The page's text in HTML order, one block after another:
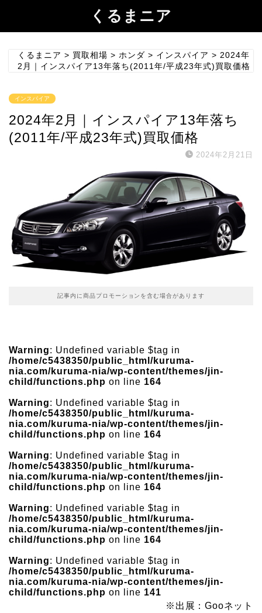
くるまニア
くるまニア > 買取相場 > ホンダ > インスパイア > 2024年
2月｜インスパイア13年落ち(2011年/平成23年式)買取価格
インスパイア
2024年2月｜インスパイア13年落ち
(2011年/平成23年式)買取価格
2024年2月21日
記事内に商品プロモーションを含む場合があります
Warning: Undefined variable $tag in
/home/c5438350/public_html/kuruma-
nia.com/kuruma-nia/wp-content/themes/jin-
child/functions.php on line 164
Warning: Undefined variable $tag in
/home/c5438350/public_html/kuruma-
nia.com/kuruma-nia/wp-content/themes/jin-
child/functions.php on line 164
Warning: Undefined variable $tag in
/home/c5438350/public_html/kuruma-
nia.com/kuruma-nia/wp-content/themes/jin-
child/functions.php on line 164
Warning: Undefined variable $tag in
/home/c5438350/public_html/kuruma-
nia.com/kuruma-nia/wp-content/themes/jin-
child/functions.php on line 164
Warning: Undefined variable $tag in
/home/c5438350/public_html/kuruma-
nia.com/kuruma-nia/wp-content/themes/jin-
child/functions.php on line 141
※出展：Gooネット